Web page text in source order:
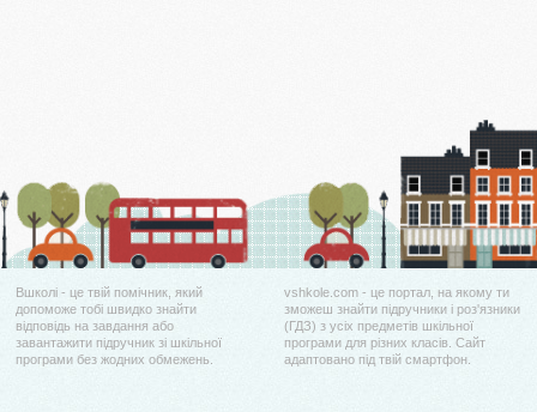
Вшколі - це твій помічник, який
допоможе тобі швидко знайти
відповідь на завдання або
завантажити підручник зі шкільної
програми без жодних обмежень.
vshkole.com - це портал, на якому ти
зможеш знайти підручники і роз'язники
(ГДЗ) з усіх предметів шкільної
програми для різних класів. Сайт
адаптовано під твій смартфон.